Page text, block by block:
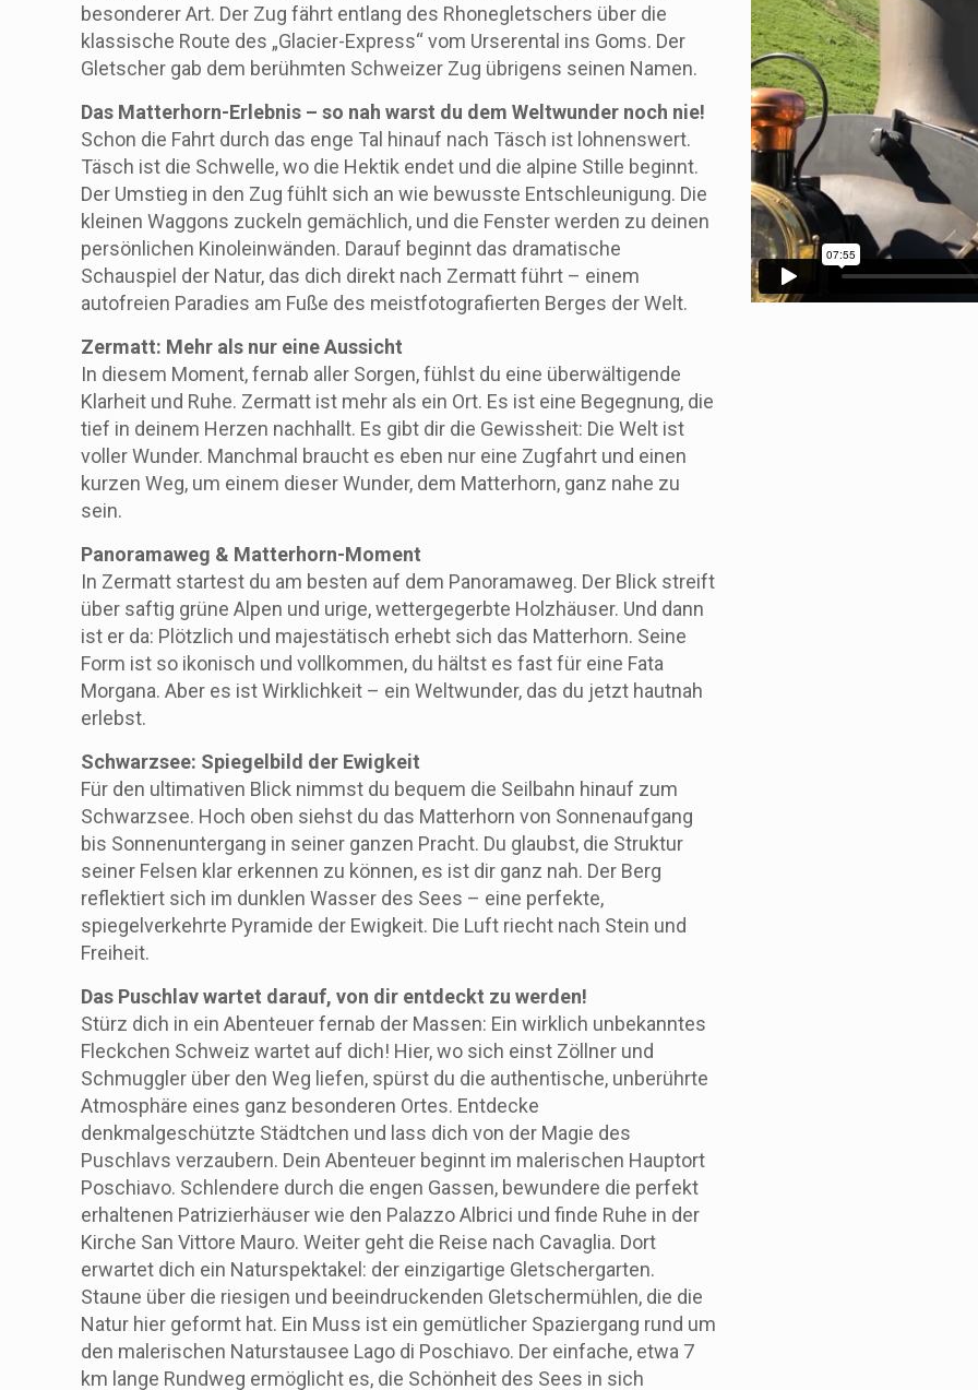
besonderer Art. Der Zug fährt entlang des Rhonegletschers über die
klassische Route des „Glacier-Express“ vom Urserental ins Goms. Der
Gletscher gab dem berühmten Schweizer Zug übrigens seinen Namen.
Das Matterhorn-Erlebnis – so nah warst du dem Weltwunder noch nie!
Schon die Fahrt durch das enge Tal hinauf nach Täsch ist lohnenswert.
Täsch ist die Schwelle, wo die Hektik endet und die alpine Stille beginnt.
Der Umstieg in den Zug fühlt sich an wie bewusste Entschleunigung. Die
kleinen Waggons zuckeln gemächlich, und die Fenster werden zu deinen
persönlichen Kinoleinwänden. Darauf beginnt das dramatische
Schauspiel der Natur, das dich direkt nach Zermatt führt – einem
autofreien Paradies am Fuße des meistfotografierten Berges der Welt.
Zermatt: Mehr als nur eine Aussicht
In diesem Moment, fernab aller Sorgen, fühlst du eine überwältigende
Klarheit und Ruhe. Zermatt ist mehr als ein Ort. Es ist eine Begegnung, die
tief in deinem Herzen nachhallt. Es gibt dir die Gewissheit: Die Welt ist
voller Wunder. Manchmal braucht es eben nur eine Zugfahrt und einen
kurzen Weg, um einem dieser Wunder, dem Matterhorn, ganz nahe zu
sein.
Panoramaweg & Matterhorn-Moment
In Zermatt startest du am besten auf dem Panoramaweg. Der Blick streift
über saftig grüne Alpen und urige, wettergegerbte Holzhäuser. Und dann
ist er da: Plötzlich und majestätisch erhebt sich das Matterhorn. Seine
Form ist so ikonisch und vollkommen, du hältst es fast für eine Fata
Morgana. Aber es ist Wirklichkeit – ein Weltwunder, das du jetzt hautnah
erlebst.
Schwarzsee: Spiegelbild der Ewigkeit
Für den ultimativen Blick nimmst du bequem die Seilbahn hinauf zum
Schwarzsee. Hoch oben siehst du das Matterhorn von Sonnenaufgang
bis Sonnenuntergang in seiner ganzen Pracht. Du glaubst, die Struktur
seiner Felsen klar erkennen zu können, es ist dir ganz nah. Der Berg
reflektiert sich im dunklen Wasser des Sees – eine perfekte,
spiegelverkehrte Pyramide der Ewigkeit. Die Luft riecht nach Stein und
Freiheit.
Das Puschlav wartet darauf, von dir entdeckt zu werden!
Stürz dich in ein Abenteuer fernab der Massen: Ein wirklich unbekanntes
Fleckchen Schweiz wartet auf dich! Hier, wo sich einst Zöllner und
Schmuggler über den Weg liefen, spürst du die authentische, unberührte
Atmosphäre eines ganz besonderen Ortes. Entdecke
denkmalgeschützte Städtchen und lass dich von der Magie des
Puschlavs verzaubern. Dein Abenteuer beginnt im malerischen Hauptort
Poschiavo. Schlendere durch die engen Gassen, bewundere die perfekt
erhaltenen Patrizierhäuser wie den Palazzo Albrici und finde Ruhe in der
Kirche San Vittore Mauro. Weiter geht die Reise nach Cavaglia. Dort
erwartet dich ein Naturspektakel: der einzigartige Gletschergarten.
Staune über die riesigen und beeindruckenden Gletschermühlen, die die
Natur hier geformt hat. Ein Muss ist ein gemütlicher Spaziergang rund um
den malerischen Naturstausee Lago di Poschiavo. Der einfache, etwa 7
km lange Rundweg ermöglicht es, die Schönheit des Sees in sich